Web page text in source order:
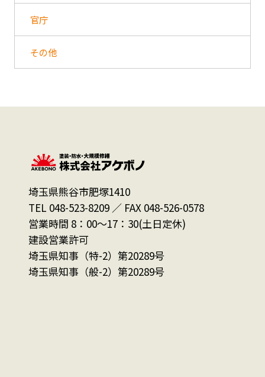
官庁
その他
埼玉県熊谷市肥塚1410
TEL 048-523-8209 ／ FAX 048-526-0578
営業時間 8：00～17：30(土日定休)
建設営業許可
埼玉県知事（特-2）第20289号
埼玉県知事（般-2）第20289号